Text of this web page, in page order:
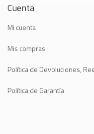
Cuenta
Mi cuenta
Mis compras
Política de Devoluciones,
Política de Garantía